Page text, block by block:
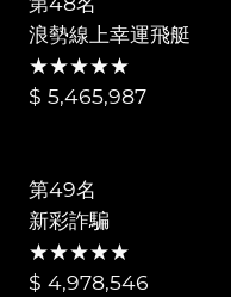
浪勢線上幸運飛艇
★★★★★
$ 5,465,987
第49名
新彩詐騙
★★★★★
$ 4,978,546